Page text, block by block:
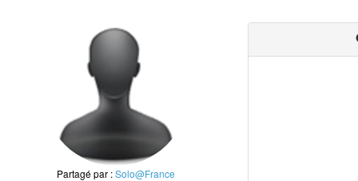
Partagé par :Solo@France